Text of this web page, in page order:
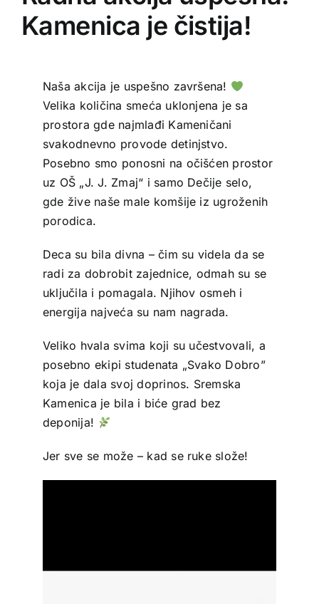
Kamenica je čistija!
Naša akcija je uspešno završena!
Velika količina smeća uklonjena je sa
prostora gde najmlađi Kameničani
svakodnevno provode detinjstvo.
Posebno smo ponosni na očišćen prostor
uz OŠ „J. J. Zmaj“ i samo Dečije selo,
gde žive naše male komšije iz ugroženih
porodica.
Deca su bila divna – čim su videla da se
radi za dobrobit zajednice, odmah su se
uključila i pomagala. Njihov osmeh i
energija najveća su nam nagrada.
Veliko hvala svima koji su učestvovali, a
posebno ekipi studenata „Svako Dobro”
koja je dala svoj doprinos. Sremska
Kamenica je bila i biće grad bez
deponija!
Jer sve se može – kad se ruke slože!